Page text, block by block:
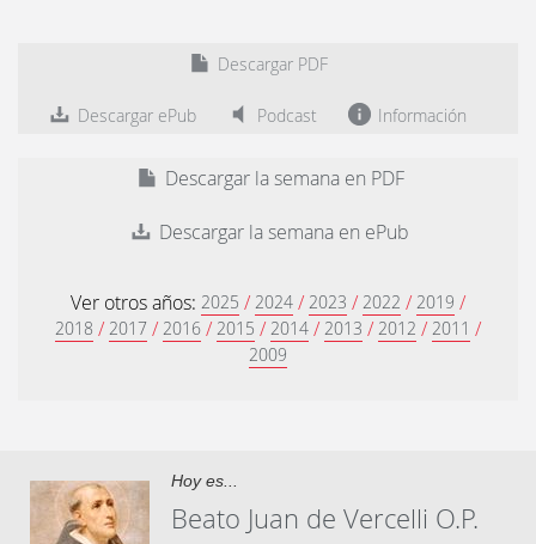
Descargar PDF
Descargar ePub Podcast Información
Descargar la semana en PDF
Descargar la semana en ePub
Ver otros años: 2025 / 2024 / 2023 / 2022 / 2019 /
2018 / 2017 / 2016 / 2015 / 2014 / 2013 / 2012 / 2011 /
2009
Hoy es...
Beato Juan de Vercelli O.P.